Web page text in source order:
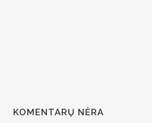
KOMENTARŲ NĖRA